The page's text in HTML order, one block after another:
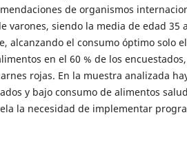
de organismos
varones, siendo la media de edad 35
alcanzando el consumo óptimo solo
en el 60 % de los
rojas. En la muestra analizada
y bajo consumo de alimentos
la necesidad de implementar